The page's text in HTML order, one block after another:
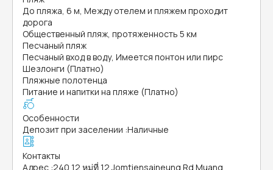
До пляжа, 6 м, Между отелем и пляжем проходит
дорога
Общественный пляж, протяженность 5 км
Песчаный пляж
Песчаный вход в воду, Имеется понтон или пирс
Шезлонги (Платно)
Пляжные полотенца
Питание и напитки на пляже (Платно)
Особенности
Депозит при заселении :Наличные
Контакты
Адрес :240 12 หมู่ที่ 12 Jomtiensaineung Rd Muang